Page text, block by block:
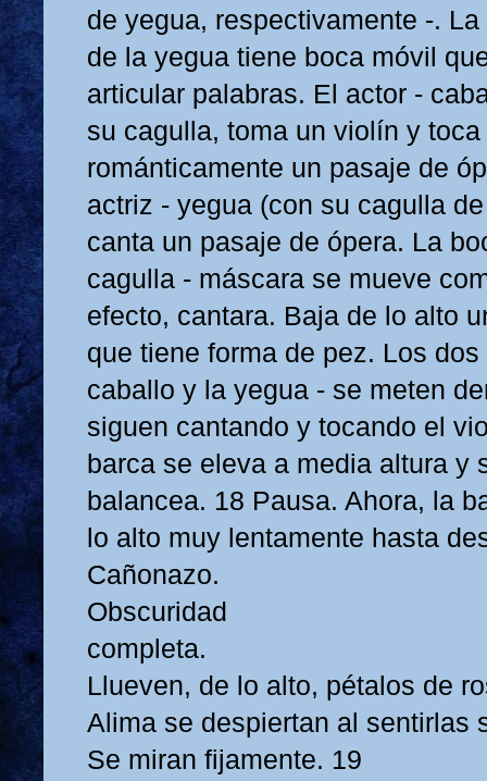
de yegua, respectivamente -.
de la yegua tiene boca móvil
articular palabras. El actor -
su cagulla, toma un violín y toca
románticamente un pasaje de
actriz - yegua (con su cagulla
canta un pasaje de ópera. La
cagulla - máscara se mueve
efecto, cantara. Baja de lo alto
que tiene forma de pez. Los dos
caballo y la yegua - se meten
siguen cantando y tocando el
barca se eleva a media altura y
balancea. 18 Pausa. Ahora, la
lo alto muy lentamente hasta
Cañonazo.
Obscuridad
completa.
Llueven, de lo alto, pétalos de
Alima se despiertan al sentirlas
Se miran fijamente. 19